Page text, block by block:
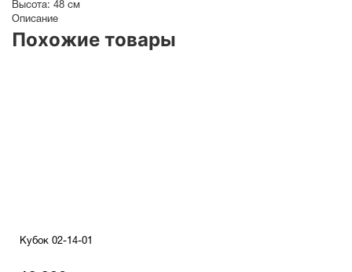
Высота: 48 см
Описание
Похожие товары
Кубок 02-14-01